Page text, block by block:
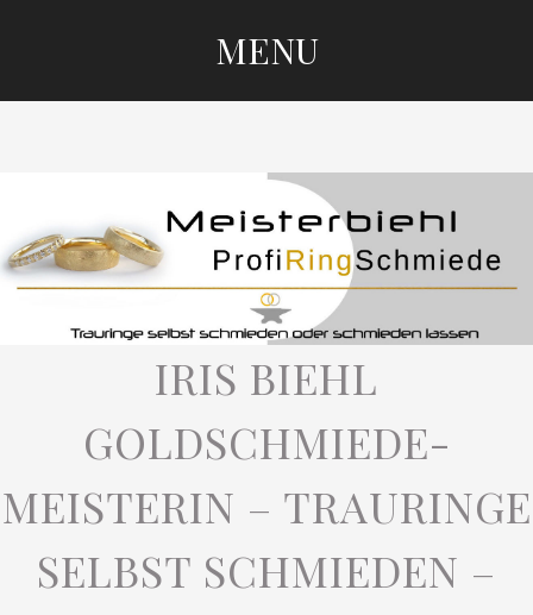
MENU
IRIS BIEHL
GOLDSCHMIEDE-
MEISTERIN – TRAURINGE
SELBST SCHMIEDEN –